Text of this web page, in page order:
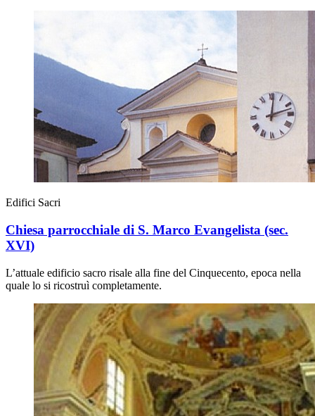
Edifici Sacri
Chiesa parrocchiale di S. Marco Evangelista (sec.
XVI)
L’attuale edificio sacro risale alla fine del Cinquecento, epoca nella
quale lo si ricostruì completamente.